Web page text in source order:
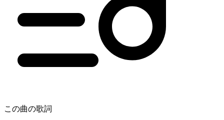
この曲の歌詞